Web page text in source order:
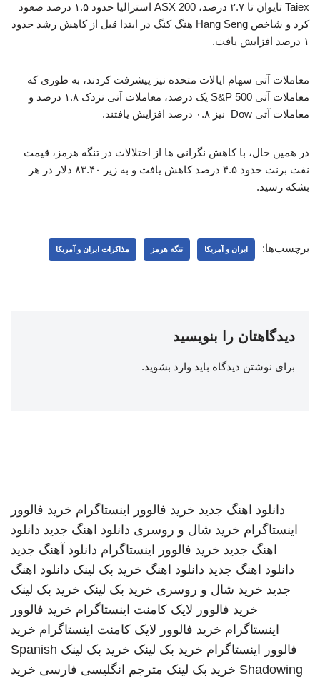
Taiex تایوان تا ۲.۷ درصد، ASX 200 استرالیا حدود ۱.۵ درصد صعود
کرد و شاخص Hang Seng هنگ کنگ در ابتدا قبل از کاهش رشد حدود
۱ درصد افزایش یافت.
معاملات آتی سهام ایالات متحده نیز پیشرفت کردند، به طوری که
معاملات آتی S&P 500 یک درصد، معاملات آتی نزدک ۱.۸ درصد و
معاملات آتی Dow نیز ۰.۸ درصد افزایش یافتند.
در همین حال، با کاهش نگرانی ها از اختلالات در تنگه هرمز، قیمت
نفت برنت حدود ۴.۵ درصد کاهش یافت و به زیر ۸۳.۴۰ دلار در هر
بشکه رسید.
برچسب‌ها: ایران و آمریکا تنگه هرمز مذاکرات ایران و آمریکا
دیدگاهتان را بنویسید
برای نوشتن دیدگاه باید وارد بشوید.
دانلود اهنگ جدید خرید فالوور اینستاگرام خرید فالوور
اینستاگرام خرید شال و روسری دانلود اهنگ جدید دانلود
اهنگ جدید خرید فالوور اینستاگرام دانلود آهنگ جدید
دانلود اهنگ جدید دانلود اهنگ خرید بک لینک دانلود اهنگ
جدید خرید شال و روسری خرید بک لینک خرید بک لینک
خرید فالوور لایک کامنت اینستاگرام خرید فالوور
اینستاگرام خرید فالوور لایک کامنت اینستاگرام خرید
فالوور اینستاگرام خرید بک لینک خرید بک لینک Spanish
Shadowing خرید بک لینک مترجم انگلیسی فارسی خرید